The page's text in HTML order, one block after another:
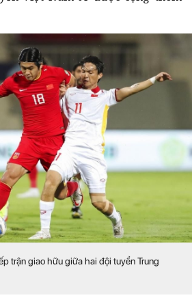
trận giao hữu giữa hai đội tuyển Trung